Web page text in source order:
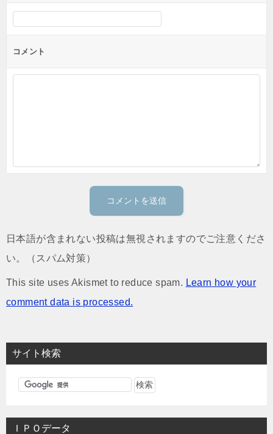
コメント
日本語が含まれない投稿は無視されますのでご注意くださ
い。（スパム対策）
This site uses Akismet to reduce spam. Learn how your
comment data is processed.
サイト検索
ＩＰＯデータ